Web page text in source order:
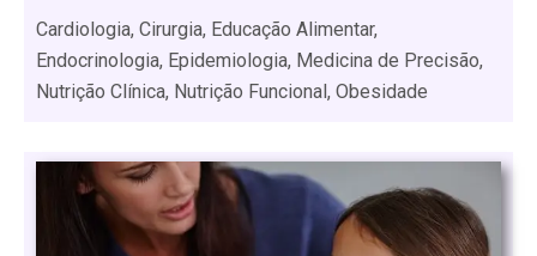
Cardiologia, Cirurgia, Educação Alimentar,
Endocrinologia, Epidemiologia, Medicina de Precisão,
Nutrição Clínica, Nutrição Funcional, Obesidade